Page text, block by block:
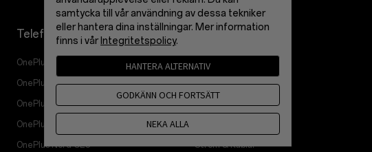
Telefoner
OnePlus 15
OnePlus 15R
OnePlus 13
OnePlus Nord 5
OnePlus Nord CE5
Tillbehör
Surfplatta
Smarta klockor
Ljud
Ström & Kablar
samtycka till vår användning av dessa tekniker
eller hantera dina inställningar. Mer information
finns i vår Integritetspolicy.
HANTERA ALTERNATIV
GODKÄNN OCH FORTSÄTT
NEKA ALLA